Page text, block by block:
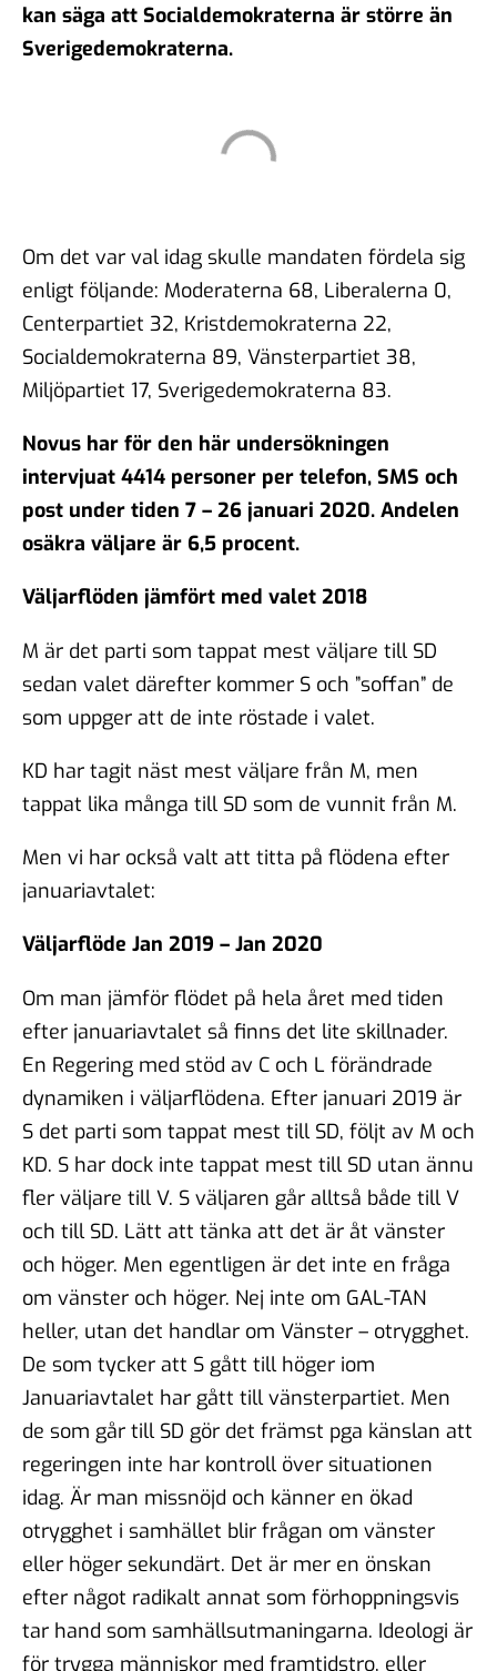
kan säga att Socialdemokraterna är större än
Sverigedemokraterna.
Om det var val idag skulle mandaten fördela sig
enligt följande: Moderaterna 68, Liberalerna 0,
Centerpartiet 32, Kristdemokraterna 22,
Socialdemokraterna 89, Vänsterpartiet 38,
Miljöpartiet 17, Sverigedemokraterna 83.
Novus har för den här undersökningen
intervjuat 4414 personer per telefon, SMS och
post under tiden 7 – 26 januari 2020. Andelen
osäkra väljare är 6,5 procent.
Väljarflöden jämfört med valet 2018
M är det parti som tappat mest väljare till SD
sedan valet därefter kommer S och ”soffan” de
som uppger att de inte röstade i valet.
KD har tagit näst mest väljare från M, men
tappat lika många till SD som de vunnit från M.
Men vi har också valt att titta på flödena efter
januariavtalet:
Väljarflöde Jan 2019 – Jan 2020
Om man jämför flödet på hela året med tiden
efter januariavtalet så finns det lite skillnader.
En Regering med stöd av C och L förändrade
dynamiken i väljarflödena. Efter januari 2019 är
S det parti som tappat mest till SD, följt av M och
KD. S har dock inte tappat mest till SD utan ännu
fler väljare till V. S väljaren går alltså både till V
och till SD. Lätt att tänka att det är åt vänster
och höger. Men egentligen är det inte en fråga
om vänster och höger. Nej inte om GAL-TAN
heller, utan det handlar om Vänster – otrygghet.
De som tycker att S gått till höger iom
Januariavtalet har gått till vänsterpartiet. Men
de som går till SD gör det främst pga känslan att
regeringen inte har kontroll över situationen
idag. Är man missnöjd och känner en ökad
otrygghet i samhället blir frågan om vänster
eller höger sekundärt. Det är mer en önskan
efter något radikalt annat som förhoppningsvis
tar hand som samhällsutmaningarna. Ideologi är
för trygga människor med framtidstro, eller